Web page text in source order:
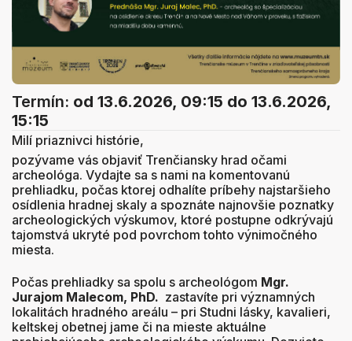
Termín: od 13.6.2026, 09:15 do 13.6.2026,
15:15
Milí priaznivci histórie,
pozývame vás objaviť Trenčiansky hrad očami
archeológa. Vydajte sa s nami na komentovanú
prehliadku, počas ktorej odhalíte príbehy najstaršieho
osídlenia hradnej skaly a spoznáte najnovšie poznatky
archeologických výskumov, ktoré postupne odkrývajú
tajomstvá ukryté pod povrchom tohto výnimočného
miesta.
Počas prehliadky sa spolu s archeológom Mgr.
Jurajom Malecom, PhD. zastavíte pri významných
lokalitách hradného areálu – pri Studni lásky, kavalieri,
keltskej obetnej jame či na mieste aktuálne